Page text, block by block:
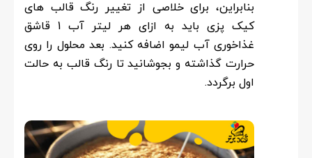
بنابراین، برای خلاصی از تغییر رنگ قالب های
کیک پزی باید به ازای هر لیتر آب 1 قاشق
غذاخوری آب لیمو اضافه کنید. بعد محلول را روی
حرارت گذاشته و بجوشانید تا رنگ قالب به حالت
اول برگردد.